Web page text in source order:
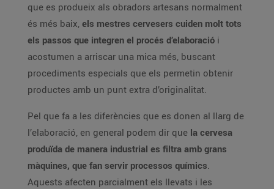
que es produeix als obradors artesans normalment
és més baix, els mestres cervesers cuiden molt tots
els passos que integren el procés d’elaboració i
acostumen a arriscar una mica més, buscant
procediments especials que els permetin obtenir
productes amb un punt extra d’originalitat.
Pel que fa a les diferències que es donen al llarg de
l’elaboració, en general podem dir que la cervesa
produïda de manera industrial es filtra amb grans
màquines, que fan servir processos químics.
Aquests afecten parcialment els llevats i les